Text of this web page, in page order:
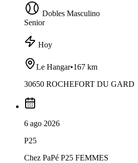
Dobles Masculino
Senior
Hoy
Le Hangar•167 km
30650 ROCHEFORT DU GARD
6 ago 2026
P25
Chez PaPé P25 FEMMES